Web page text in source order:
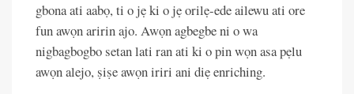
gbona ati aabọ, ti o jẹ ki o jẹ orilẹ-ede ailewu ati ore
fun awọn aririn ajo. Awọn agbegbe ni o wa
nigbagbogbo setan lati ran ati ki o pin wọn asa pẹlu
awọn alejo, ṣiṣe awọn iriri ani diẹ enriching.